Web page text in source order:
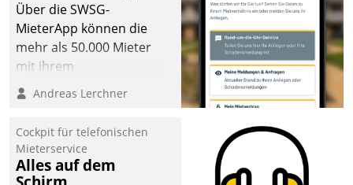
Über die SWSG-
MieterApp können die
mehr als 50.000 Mieter
mit ihrem
Wohnungsunternehmen
kommunizieren, auf dem
einsehen und ändern
oder
Schadensmeldungen
Andreas Lerchner
Cockpit für telefonischen
Mieterservice
Alles auf dem